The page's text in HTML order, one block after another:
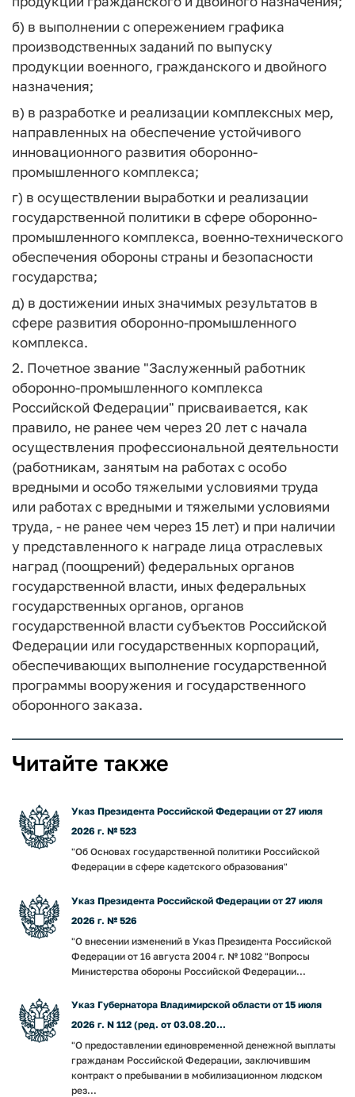
б) в выполнении с опережением графика
производственных заданий по выпуску
продукции военного, гражданского и двойного
назначения;
в) в разработке и реализации комплексных мер,
направленных на обеспечение устойчивого
инновационного развития оборонно-
промышленного комплекса;
г) в осуществлении выработки и реализации
государственной политики в сфере оборонно-
промышленного комплекса, военно-технического
обеспечения обороны страны и безопасности
государства;
д) в достижении иных значимых результатов в
сфере развития оборонно-промышленного
комплекса.
2. Почетное звание "Заслуженный работник
оборонно-промышленного комплекса
Российской Федерации" присваивается, как
правило, не ранее чем через 20 лет с начала
осуществления профессиональной деятельности
(работникам, занятым на работах с особо
вредными и особо тяжелыми условиями труда
или работах с вредными и тяжелыми условиями
труда, - не ранее чем через 15 лет) и при наличии
у представленного к награде лица отраслевых
наград (поощрений) федеральных органов
государственной власти, иных федеральных
государственных органов, органов
государственной власти субъектов Российской
Федерации или государственных корпораций,
обеспечивающих выполнение государственной
программы вооружения и государственного
оборонного заказа.
Читайте также
Указ Президента Российской Федерации от 27 июля
2026 г. № 523
"Об Основах государственной политики Российской
Федерации в сфере кадетского образования"
Указ Президента Российской Федерации от 27 июля
2026 г. № 526
"О внесении изменений в Указ Президента Российской
Федерации от 16 августа 2004 г. № 1082 "Вопросы
Министерства обороны Российской Федерации...
Указ Губернатора Владимирской области от 15 июля
2026 г. N 112 (ред. от 03.08.20...
"О предоставлении единовременной денежной выплаты
гражданам Российской Федерации, заключившим
контракт о пребывании в мобилизационном людском
рез...